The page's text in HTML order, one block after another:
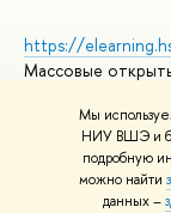
Мы
НИУ ВШЭ и
подробную
можно найти
данных –
https://
Массовые
© НИУ ВШЭ
Условия